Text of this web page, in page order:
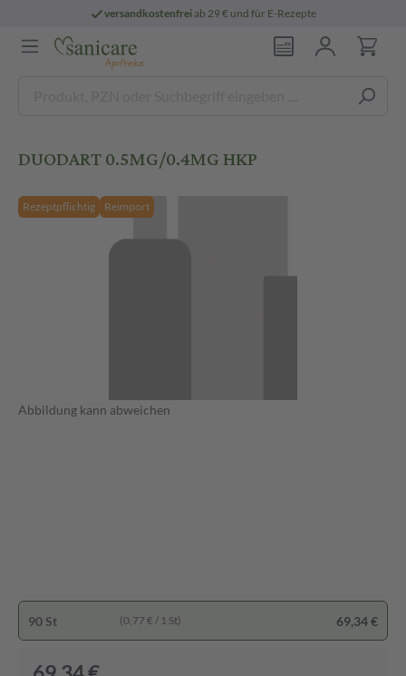
versandkostenfreiab 29 € und für E-Rezepte
DUODART 0.5MG/0.4MG HKP
Rezeptpflichtig Reimport
Abbildung kann abweichen
90 St (0,77 € / 1 St) 69,34 €